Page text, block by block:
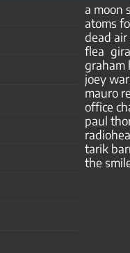
a moon
atoms
dead air
flea
graham
joey
mauro
office
paul
tarik
the